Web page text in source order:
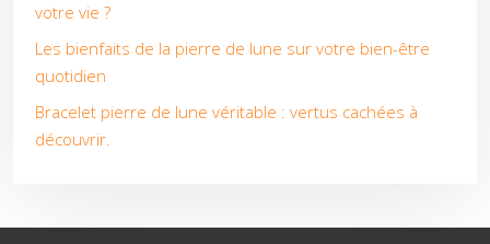
votre vie ?
Les bienfaits de la pierre de lune sur votre bien-être
quotidien
Bracelet pierre de lune véritable : vertus cachées à
découvrir.